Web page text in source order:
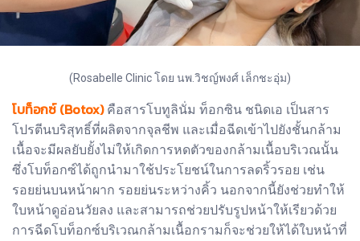
(Rosabelle Clinic โดย นพ.วิชญ์พงศ์ เล็กชะอุ่ม)
โบท็อกซ์ (Botox) คือสารโบทูลินั่ม ท็อกซิน ชนิดเอ เป็นสาร
โปรตีนบริสุทธิ์ที่ผลิตจากจุลชีพ และเมื่อฉีดเข้าไปยังชั้นกล้าม
เนื้อจะมีผลยับยั้งไม่ให้เกิดการหดตัวของกล้ามเนื้อบริเวณนั้น
ซึ่งโบท็อกซ์ได้ถูกนำมาใช้ประโยชน์ในการลดริ้วรอย เช่น
รอยย่นบนหน้าผาก รอยย่นระหว่างคิ้ว นอกจากนี้ยังช่วยทำให้
ใบหน้าดูอ่อนวัยลง และสามารถช่วยปรับรูปหน้าให้เรียวด้วย
การฉีดโบท็อกซ์บริเวณกล้ามเนื้อกรามก็จะช่วยให้ได้ใบหน้าที่